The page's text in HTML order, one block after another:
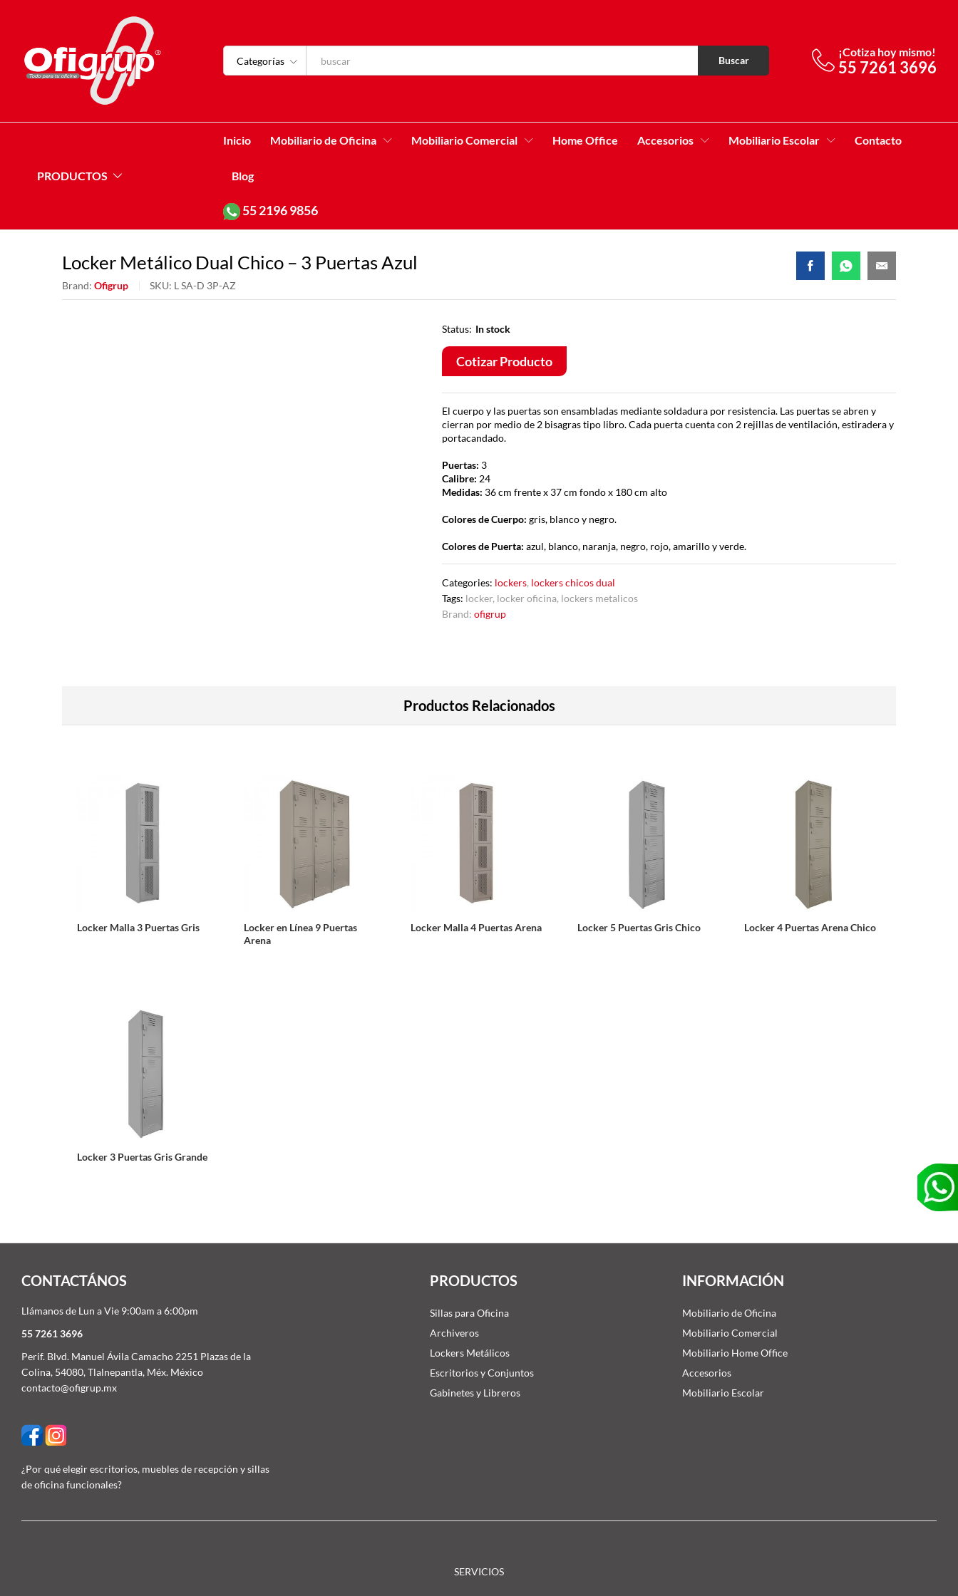
Categorías Buscar
¡Cotiza hoy mismo!
55 7261 3696
PRODUCTOS
Inicio Mobiliario de Oficina Mobiliario Comercial Home Office Accesorios Mobiliario Escolar Contacto
Blog
552196 9856
Locker Metálico Dual Chico – 3 Puertas Azul
Brand: Ofigrup SKU: L SA-D 3P-AZ
Status: In stock
Cotizar Producto
El cuerpo y las puertas son ensambladas mediante soldadura por resistencia. Las puertas se abren y
cierran por medio de 2 bisagras tipo libro. Cada puerta cuenta con 2 rejillas de ventilación, estiradera y
portacandado.
Puertas: 3
Calibre: 24
Medidas: 36 cm frente x 37 cm fondo x 180 cm alto
Colores de Cuerpo: gris, blanco y negro.
Colores de Puerta: azul, blanco, naranja, negro, rojo, amarillo y verde.
Categories: lockers, lockers chicos dual
Tags: locker, locker oficina, lockers metalicos
Brand:ofigrup
Productos Relacionados
Locker Malla 3 Puertas Gris
Locker en Línea 9 Puertas
Arena
Locker Malla 4 Puertas Arena Locker 5 Puertas Gris Chico Locker 4 Puertas Arena Chico
Locker 3 Puertas Gris Grande
CONTACTÁNOS
Llámanos de Lun a Vie 9:00am a 6:00pm
55 7261 3696
Perif. Blvd. Manuel Ávila Camacho 2251 Plazas de la
Colina, 54080, Tlalnepantla, Méx. México
contacto@ofigrup.mx
¿Por qué elegir escritorios, muebles de recepción y sillas
de oficina funcionales?
PRODUCTOS
Sillas para Oficina
Archiveros
Lockers Metálicos
Escritorios y Conjuntos
Gabinetes y Libreros
INFORMACIÓN
Mobiliario de Oficina
Mobiliario Comercial
Mobiliario Home Office
Accesorios
Mobiliario Escolar
SERVICIOS